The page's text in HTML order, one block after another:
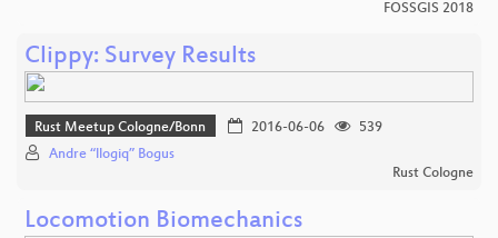
FOSSGIS 2018
Clippy: Survey Results
Rust Meetup Cologne/Bonn 2016-06-06
539
Andre “llogiq” Bogus
Rust Cologne
Locomotion Biomechanics